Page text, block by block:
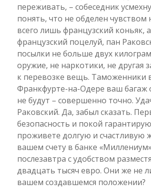
переживать, – собеседник
понять, что не обделен
всего лишь французский коньяк,
французский поцелуй, пан
посылки не больше двух
оружие, не наркотики, не другая
к перевозке вещь. Таможенники
Франкфурте-на-Одере ваш багаж
не будут – совершенно точно.
Раковский. Да, забыл сказать.
безопасность и покой
проживете долгую и счастливую
вашем счету в банке
послезавтра с удобством
двадцать тысяч евро. Они же не
вашем создавшемся положении?